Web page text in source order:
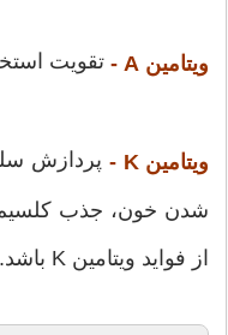
ویتامین A - تقویت
ویتامین K - پردازش
شدن خون، جذب
از فواید ویتامین K باشد.